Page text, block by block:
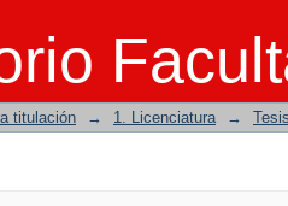
titulación → 1. Licenciatura → Tesis